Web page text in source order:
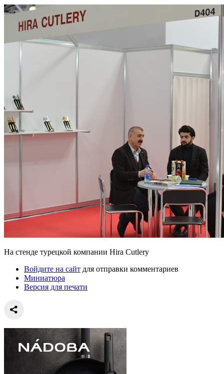
На стенде турецкой компании Hira Cutlery
Войдите на сайт для отправки комментариев
Миниатюра
Версия для печати